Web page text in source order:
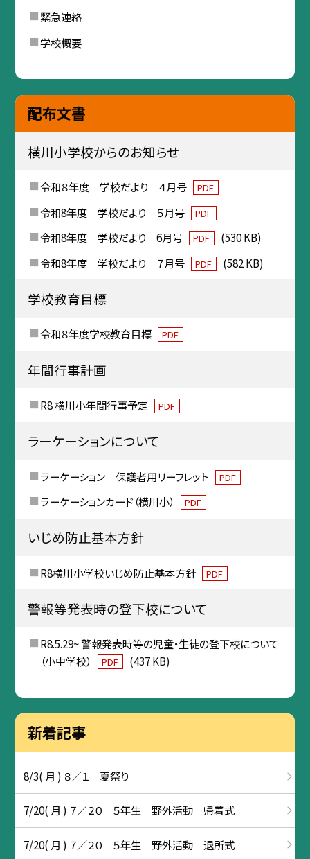
緊急連絡
学校概要
配布文書
横川小学校からのお知らせ
令和８年度 学校だより ４月号 PDF
令和8年度 学校だより ５月号 PDF
令和8年度 学校だより 6月号 PDF
(530 KB)
令和8年度 学校だより ７月号
PDF (582 KB)
学校教育目標
令和８年度学校教育目標 PDF
年間行事計画
R8 横川小年間行事予定 PDF
ラーケーションについて
ラーケーション 保護者用リーフレット PDF
ラーケーションカード（横川小） PDF
いじめ防止基本方針
R8横川小学校いじめ防止基本方針 PDF
警報等発表時の登下校について
R8.5.29~ 警報発表時等の児童・生徒の登下校について
（小中学校）
PDF (437 KB)
新着記事
8/3( 月 ) ８／１ 夏祭り
7/20( 月 ) ７／２０ ５年生 野外活動 帰着式
7/20( 月 ) ７／２０ ５年生 野外活動 退所式